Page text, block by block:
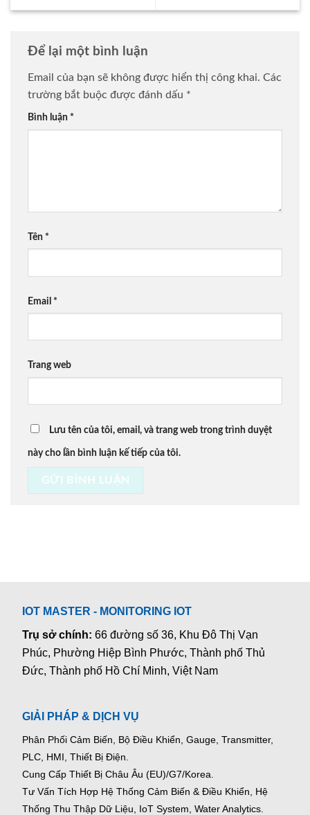
Để lại một bình luận
Email của bạn sẽ không được hiển thị công khai. Các
trường bắt buộc được đánh dấu *
Bình luận *
Tên *
Email *
Trang web
Lưu tên của tôi, email, và trang web trong trình duyệt
này cho lần bình luận kế tiếp của tôi.
IOT MASTER - MONITORING IOT
Trụ sở chính:66 đường số 36, Khu Đô Thị Vạn
Phúc, Phường Hiệp Bình Phước, Thành phố Thủ
Đức, Thành phố Hồ Chí Minh, Việt Nam
GIẢI PHÁP & DỊCH VỤ
Phân Phối Cảm Biến, Bộ Điều Khiển, Gauge, Transmitter,
PLC, HMI, Thiết Bị Điện.
Cung Cấp Thiết Bị Châu Âu (EU)/G7/Korea.
Tư Vấn Tích Hợp Hệ Thống Cảm Biến & Điều Khiển, Hệ
Thống Thu Thập Dữ Liệu, IoT System, Water Analytics.